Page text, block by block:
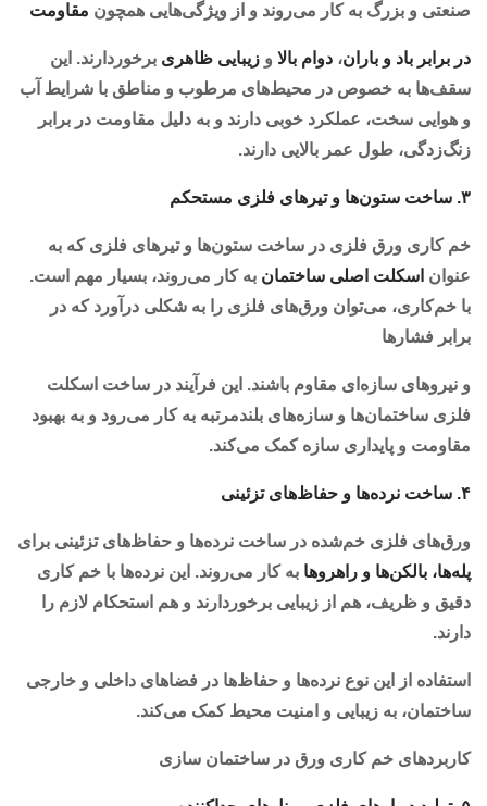
صنعتی و بزرگ به کار می‌روند و از ویژگی‌هایی همچون مقاومت
در برابر باد و باران، دوام بالا و زیبایی ظاهری برخوردارند. این
سقف‌ها به خصوص در محیط‌های مرطوب و مناطق با شرایط آب
و هوایی سخت، عملکرد خوبی دارند و به دلیل مقاومت در برابر
زنگ‌زدگی، طول عمر بالایی دارند.
۳. ساخت ستون‌ها و تیرهای فلزی مستحکم
خم کاری ورق فلزی در ساخت ستون‌ها و تیرهای فلزی که به
عنوان اسکلت اصلی ساختمان به کار می‌روند، بسیار مهم است.
با خم‌کاری، می‌توان ورق‌های فلزی را به شکلی درآورد که در
برابر فشارها
و نیروهای سازه‌ای مقاوم باشند. این فرآیند در ساخت اسکلت
فلزی ساختمان‌ها و سازه‌های بلندمرتبه به کار می‌رود و به بهبود
مقاومت و پایداری سازه کمک می‌کند.
۴. ساخت نرده‌ها و حفاظ‌های تزئینی
ورق‌های فلزی خم‌شده در ساخت نرده‌ها و حفاظ‌های تزئینی برای
پله‌ها، بالکن‌ها و راهروها به کار می‌روند. این نرده‌ها با خم کاری
دقیق و ظریف، هم از زیبایی برخوردارند و هم استحکام لازم را
دارند.
استفاده از این نوع نرده‌ها و حفاظ‌ها در فضاهای داخلی و خارجی
ساختمان، به زیبایی و امنیت محیط کمک می‌کند.
کاربردهای خم کاری ورق در ساختمان سازی